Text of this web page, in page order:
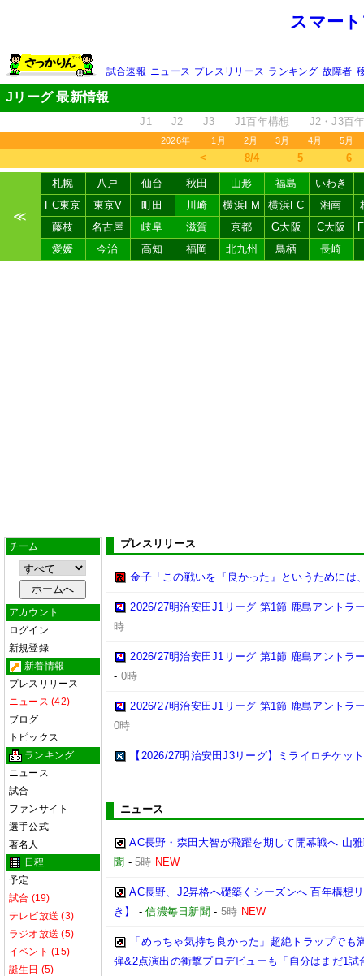
スマー
試合速報 ニュース プレスリリース ランキング 故障者
Jリーグ 最新情報
J1 J2 J3 J1百年構想 J2・J3百
2026年 1月 2月 3月 4月 5月
＜ 8/4 5 6
≪
札幌 八戸 仙台 秋田 山形 福島
いわき
FC東京
東京V 町田 川崎 横浜FM 横浜FC 湘南
藤枝
名古屋 岐阜 滋賀 京都 G大阪 C大阪
愛媛
今治 高知 福岡 北九州 鳥栖 長崎
チーム
アカウント
ログイン
新規登録
新着情報
プレスリリース
ニュース (42)
ブログ
トピックス
ランキング
ニュース
試合
ファンサイト
選手公式
著名人
日程
予定
試合 (19)
テレビ放送 (3)
ラジオ放送 (5)
イベント (15)
誕生日 (5)
プレスリリース
金子「この戦いを『良かった』というためには
2026/27明治安田J1リーグ 第1節 鹿島アントラ
時
2026/27明治安田J1リーグ 第1節 鹿島アントラ
- 0時
2026/27明治安田J1リーグ 第1節 鹿島アントラ
0時
【2026/27明治安田J3リーグ】ミライロチケッ
ニュース
AC長野・森田大智が飛躍を期して開幕戦へ 山
聞 -5時 NEW
AC長野、J2昇格へ礎築くシーズンへ 百年構想
き】 -信濃毎日新聞 - 5時 NEW
「めっちゃ気持ち良かった」超絶トラップで
弾&2点演出の衝撃プロデビューも「自分はまだ1試